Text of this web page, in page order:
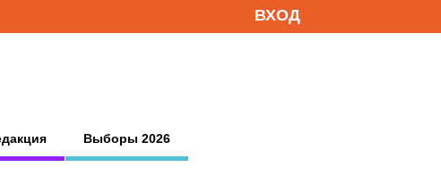
ВХОД
Выборы 2026